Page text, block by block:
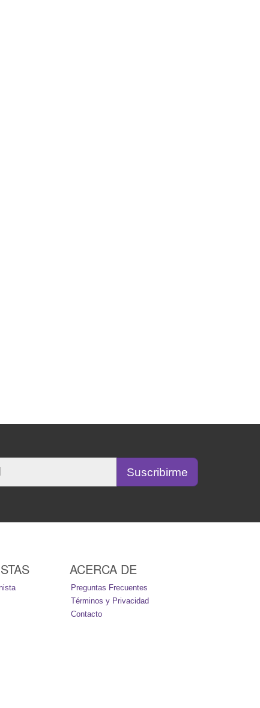
ACERCA DE
Preguntas Frecuentes
Términos y Privacidad
Contacto